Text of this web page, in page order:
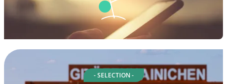
- SELECTION -